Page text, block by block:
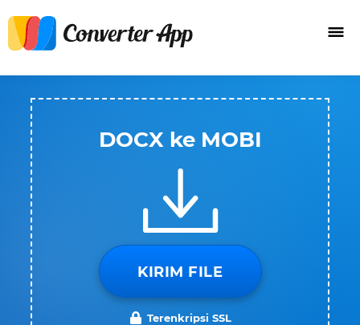
DOCX ke MOBI
KIRIM FILE
Terenkripsi SSL